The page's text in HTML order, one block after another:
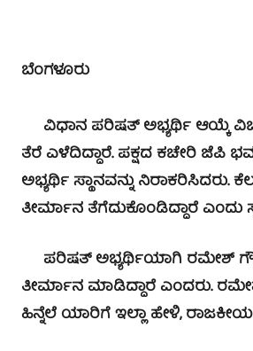
ಬೆಂಗಳೂರು
ವಿಧಾನ ಪರಿಷತ್ ಅಭ್ಯರ್ಥಿ ಆಯ್ಕೆ
ತೆರೆ ಎಳೆದಿದ್ದಾರೆ. ಪಕ್ಷದ ಕಚೇರಿ ಜೆಪಿ
ಅಭ್ಯರ್ಥಿ ಸ್ಥಾನವನ್ನು
ತೀರ್ಮಾನ ತೆಗೆದುಕೊಂಡಿದ್ದಾರೆ ಎಂದು
ಪರಿಷತ್ ಅಭ್ಯರ್ಥಿಯಾಗಿ ರಮೇಶ್ ಗೌಡ
ತೀರ್ಮಾನ ಮಾಡಿದ್ದಾರೆ ಎಂದರು.
ಹಿನ್ನೆಲೆ ಯಾರಿಗೆ ಇಲ್ಲಾ ಹೇಳಿ,